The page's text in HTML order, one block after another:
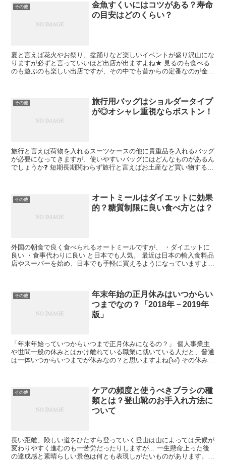
その他
金魚すくいにはコツがある？寿命
の目安はどのくらい？
夏と言えば花火やお祭り、盆踊りなど楽しいイベントが盛り沢山にな
りますが必ずと言っていいほど出店が出ますよね★ 見るのも食べる
のも遊ぶのも楽しい出店ですが、その中でも昔からの定番なのが金魚
その他
旅行用バッグはショルダータイプ
が◎オシャレ重視ならボストン！
旅行と言えば荷物を入れるスーツケースの他に貴重品を入れるバッグ
が必要になってきますが、使いやすいバッグにはどんなものがあるん
でしょうか❓ 短期長期関わらず旅行と言えばお土産など買い物する機
その他
オートミールはダイエットに効果
的？糖質制限に良い食べ方とは？
外国の朝食で良く食べられるオートミールですが、 ・ダイエットに
良い ・食事代わりに良い と日本でも人気。 最近は日本の輸入食料品
店やスーパーを始め、日本でも手軽に買えるようになっていますよ
その他
年末年始の正月休みはいつからい
つまでなの？「2018年－2019年
版」
「年末年始っていつからいつまで正月休みになるの？」 個人事業主
や世間一般の休みとはかけ離れている職業に就いている人だと、普通
は一体いつからいつまでが休みなの？と思いますよね('ω') その休みに
その他
ケアの頻度と使うべきブラシの種
類とは？登山靴のお手入れ方法に
ついて
長い距離、険しい道をひたすら登っていく登山は山によっては天候が
変わりやすく進むのも一苦労だったりしますが... 一生懸命上った後
の達成感と素晴らしい景色は何とも表現しがたいものがあります。